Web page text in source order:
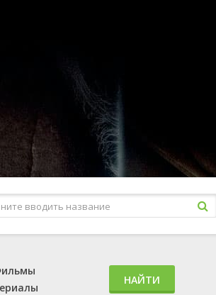
НАЙТИ